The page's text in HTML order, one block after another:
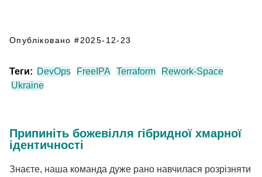
Опубліковано #2025-12-23
Теги: DevOps FreeIPA Terraform
Rework-Space
Ukraine
Припиніть божевілля гібридної хмарної
ідентичності
Знаєте, наша команда дуже рано навчилася розрізняти